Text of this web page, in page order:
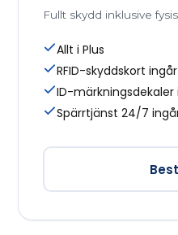
Fullt skydd inklusive
Allt i Plus
RFID-skyddskort ingår
ID-märkningsdekaler
Spärrtjänst 24/7